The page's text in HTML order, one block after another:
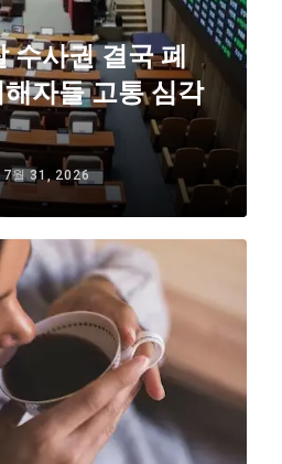
수사권 결국 폐
자들 고통 심각
7월 31, 2026